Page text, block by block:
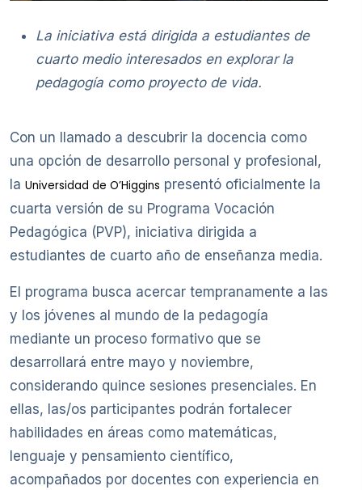
La iniciativa está dirigida a estudiantes de
cuarto medio interesados en explorar la
pedagogía como proyecto de vida.
Con un llamado a descubrir la docencia como
una opción de desarrollo personal y profesional,
la Universidad de O’Higgins presentó oficialmente la
cuarta versión de su Programa Vocación
Pedagógica (PVP), iniciativa dirigida a
estudiantes de cuarto año de enseñanza media.
El programa busca acercar tempranamente a las
y los jóvenes al mundo de la pedagogía
mediante un proceso formativo que se
desarrollará entre mayo y noviembre,
considerando quince sesiones presenciales. En
ellas, las/os participantes podrán fortalecer
habilidades en áreas como matemáticas,
lenguaje y pensamiento científico,
acompañados por docentes con experiencia en